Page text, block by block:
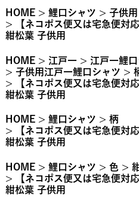
HOME 鯉口シャツ 子供用
【ネコポス便又は宅急便対
紺松葉 子供用
HOME 江戸一
江戸一鯉
子供用江戸一鯉口シャツ
【ネコポス便又は宅急便対
紺松葉 子供用
HOME 鯉口シャツ
柄
【ネコポス便又は宅急便対
紺松葉 子供用
HOME 鯉口シャツ 色
【ネコポス便又は宅急便対
紺松葉 子供用